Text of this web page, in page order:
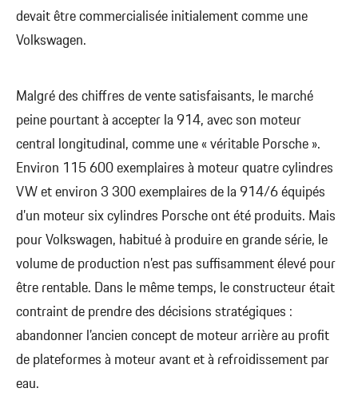
devait être commercialisée initialement comme une
Volkswagen.
Malgré des chiffres de vente satisfaisants, le marché
peine pourtant à accepter la 914, avec son moteur
central longitudinal, comme une « véritable Porsche ».
Environ 115 600 exemplaires à moteur quatre cylindres
VW et environ 3 300 exemplaires de la 914/6 équipés
d’un moteur six cylindres Porsche ont été produits. Mais
pour Volkswagen, habitué à produire en grande série, le
volume de production n’est pas suffisamment élevé pour
être rentable. Dans le même temps, le constructeur était
contraint de prendre des décisions stratégiques :
abandonner l’ancien concept de moteur arrière au profit
de plateformes à moteur avant et à refroidissement par
eau.